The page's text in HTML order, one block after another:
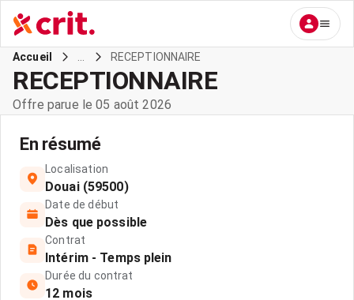
Accueil RECEPTIONNAIRE
RECEPTIONNAIRE
Offre parue le 05 août 2026
En résumé
Localisation
Douai (59500)
Date de début
Dès que possible
Contrat
Intérim - Temps plein
Durée du contrat
12 mois